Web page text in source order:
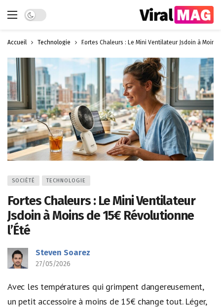
Dark mode
Accueil Technologie Fortes Chaleurs : Le Mini Ventilateur Jsdoin à Moins
SOCIÉTÉ TECHNOLOGIE
Fortes Chaleurs : Le Mini Ventilateur
Jsdoin à Moins de 15€ Révolutionne
l’Été
Steven Soarez
27/05/2026
Avec les températures qui grimpent dangereusement,
un petit accessoire à moins de 15€ change tout. Léger,